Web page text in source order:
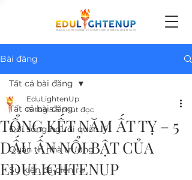
Bài đăng
Tất cả bài đăng
Đời sống người quản lý
Quản trị nhà trường
Sự kiện đã diễn ra
Tất cả bài đăng
TỔNG KẾT NĂM ẤT TỴ – 5
DẤU ẤN NỔI BẬT CỦA
EDULIGHTENUP
EduLightenUp
15 thg 5 5 phút đọc